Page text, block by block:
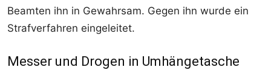
Beamten ihn in Gewahrsam. Gegen ihn wurde ein
Strafverfahren eingeleitet.
Messer und Drogen in Umhängetasche